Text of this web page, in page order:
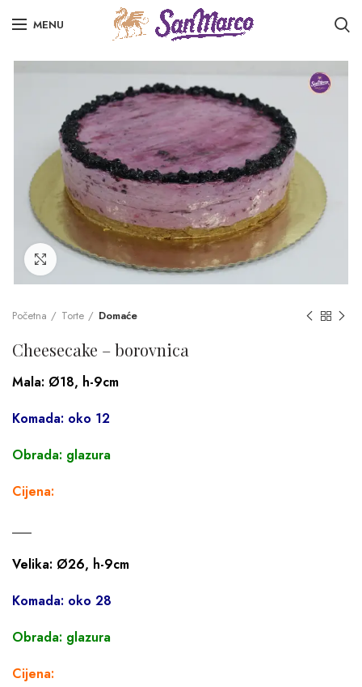
MENU
Click to enlarge
Početna Torte Domaće
Cheesecake – borovnica
Mala: Ø18, h-9cm
Komada: oko 12
Obrada: glazura
Cijena:
___
Velika: Ø26, h-9cm
Komada: oko 28
Obrada: glazura
Cijena: